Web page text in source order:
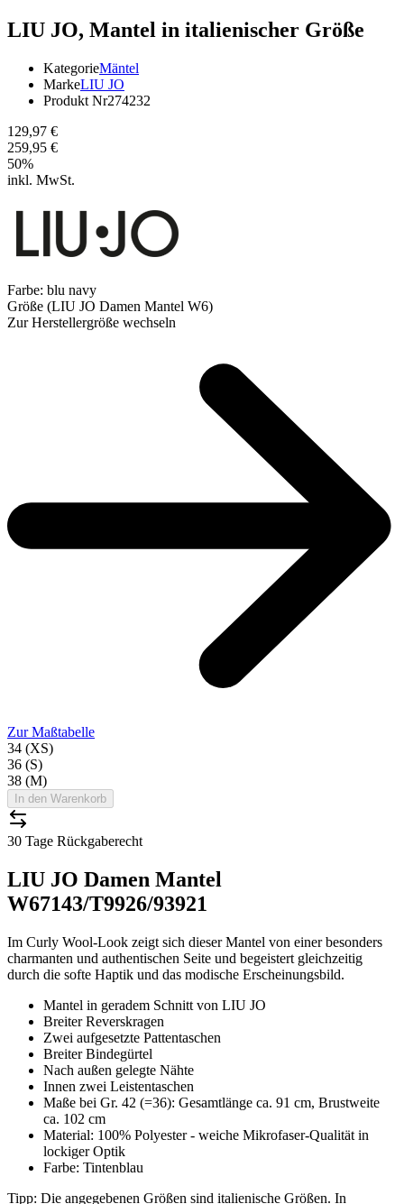
LIU JO, Mantel in italienischer Größe
KategorieMäntel
MarkeLIU JO
Produkt Nr274232
129,97 €
259,95 €
50%
inkl. MwSt.
Farbe: blu navy
Größe (LIU JO Damen Mantel W6)
Zur Herstellergröße wechseln
Zur Maßtabelle
34 (XS)
36 (S)
38 (M)
In den Warenkorb
30 Tage Rückgaberecht
LIU JO Damen Mantel
W67143/T9926/93921
Im Curly Wool-Look zeigt sich dieser Mantel von einer besonders
charmanten und authentischen Seite und begeistert gleichzeitig
durch die softe Haptik und das modische Erscheinungsbild.
Mantel in geradem Schnitt von LIU JO
Breiter Reverskragen
Zwei aufgesetzte Pattentaschen
Breiter Bindegürtel
Nach außen gelegte Nähte
Innen zwei Leistentaschen
Maße bei Gr. 42 (=36): Gesamtlänge ca. 91 cm, Brustweite
ca. 102 cm
Material: 100% Polyester - weiche Mikrofaser-Qualität in
lockiger Optik
Farbe: Tintenblau
Tipp: Die angegebenen Größen sind italienische Größen. In